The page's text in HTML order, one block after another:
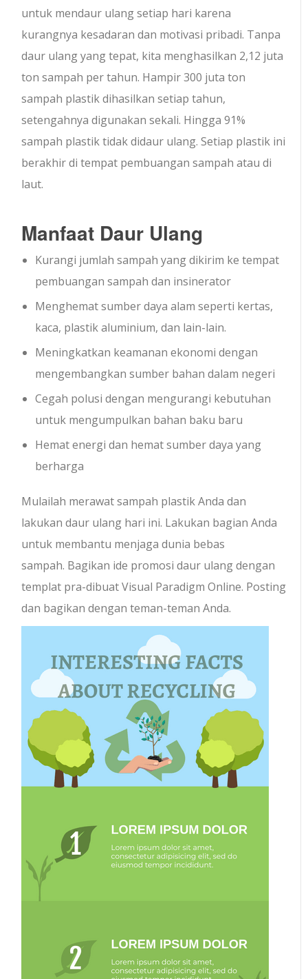
untuk mendaur ulang setiap hari karena
kurangnya kesadaran dan motivasi pribadi. Tanpa
daur ulang yang tepat, kita menghasilkan 2,12 juta
ton sampah per tahun. Hampir 300 juta ton
sampah plastik dihasilkan setiap tahun,
setengahnya digunakan sekali. Hingga 91%
sampah plastik tidak didaur ulang. Setiap plastik ini
berakhir di tempat pembuangan sampah atau di
laut.
Manfaat Daur Ulang
Kurangi jumlah sampah yang dikirim ke tempat
pembuangan sampah dan insinerator
Menghemat sumber daya alam seperti kertas,
kaca, plastik aluminium, dan lain-lain.
Meningkatkan keamanan ekonomi dengan
mengembangkan sumber bahan dalam negeri
Cegah polusi dengan mengurangi kebutuhan
untuk mengumpulkan bahan baku baru
Hemat energi dan hemat sumber daya yang
berharga
Mulailah merawat sampah plastik Anda dan
lakukan daur ulang hari ini. Lakukan bagian Anda
untuk membantu menjaga dunia bebas
sampah. Bagikan ide promosi daur ulang dengan
templat pra-dibuat Visual Paradigm Online. Posting
dan bagikan dengan teman-teman Anda.